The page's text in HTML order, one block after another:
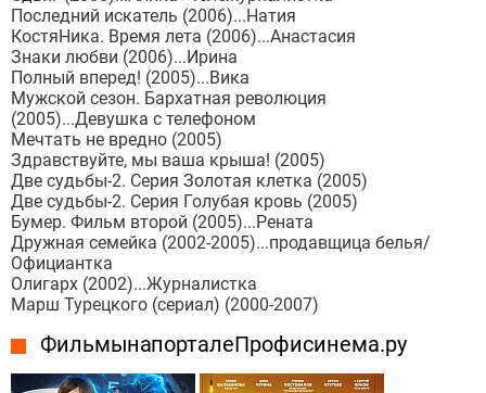
Последний искатель (2006)...Натия
КостяНика. Время лета (2006)...Анастасия
Знаки любви (2006)...Ирина
Полный вперед! (2005)...Вика
Мужской сезон. Бархатная революция
(2005)...Девушка с телефоном
Мечтать не вредно (2005)
Здравствуйте, мы ваша крыша! (2005)
Две судьбы-2. Серия Золотая клетка (2005)
Две судьбы-2. Серия Голубая кровь (2005)
Бумер. Фильм второй (2005)...Рената
Дружная семейка (2002-2005)...продавщица белья/
Официантка
Олигарх (2002)...Журналистка
Марш Турецкого (сериал) (2000-2007)
Фильмы на портале Профисинема.ру